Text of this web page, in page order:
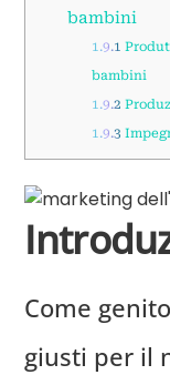
bambini
1.9.1
bambini
1.9.2
1.9.3
Come
giusti per il